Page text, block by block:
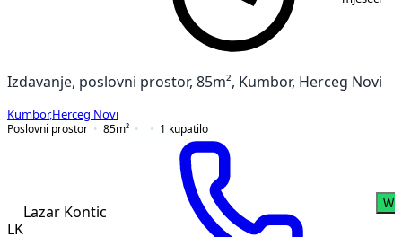
Izdavanje, poslovni prostor, 85m², Kumbor, Herceg Novi
Kumbor,Herceg Novi
Poslovni prostor
85m² 1 kupatilo
LK
Lazar Kontic